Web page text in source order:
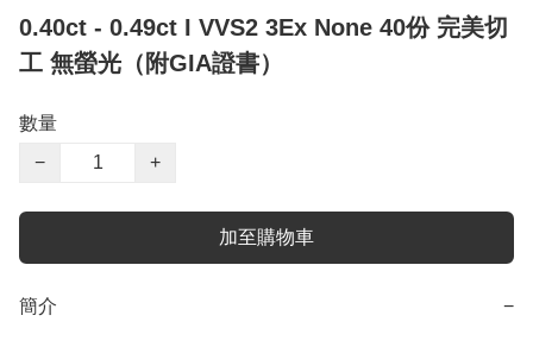
0.40ct - 0.49ct I VVS2 3Ex None 40份 完美切
工 無螢光（附GIA證書）
數量
−
+
加至購物車
簡介 −